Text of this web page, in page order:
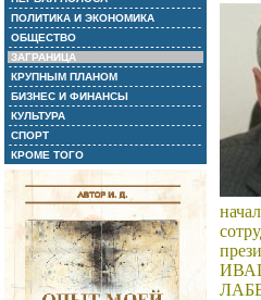
ПОЛИТИКА И ЭКОНОМИКА
ОБЩЕСТВО
ЗАГРАНИЦА
КРУПНЫМ ПЛАНОМ
БИЗНЕС И ФИНАНСЫ
КУЛЬТУРА
СПОРТ
КРОМЕ ТОГО